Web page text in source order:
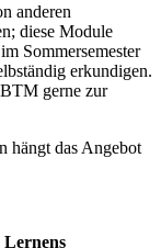
anderen
diese Module
Sommersemester
erkundigen.
gerne zur
hängt das Angebot
Lernens